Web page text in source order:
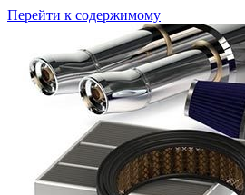
Перейти к содержимому